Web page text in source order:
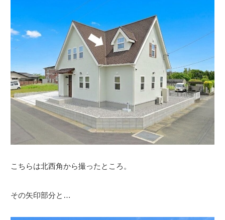
こちらは北西角から撮ったところ。
その矢印部分と…